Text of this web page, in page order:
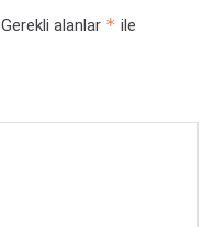
Gerekli alanlar * ile